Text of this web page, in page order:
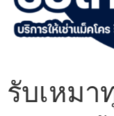
รับเหม